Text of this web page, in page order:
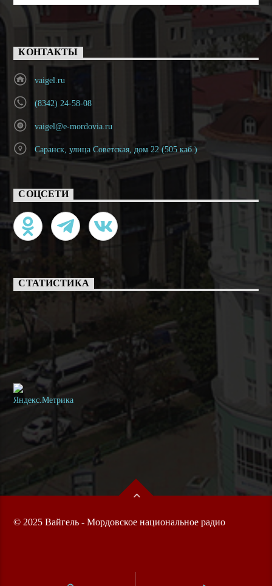
КОНТАКТЫ
vaigel.ru
(8342) 24-58-08
vaigel@e-mordovia.ru
Саранск, улица Советская, дом 22 (505 каб.)
СОЦСЕТИ
СТАТИСТИКА
© 2025 Вайгель - Мордовское национальное радио